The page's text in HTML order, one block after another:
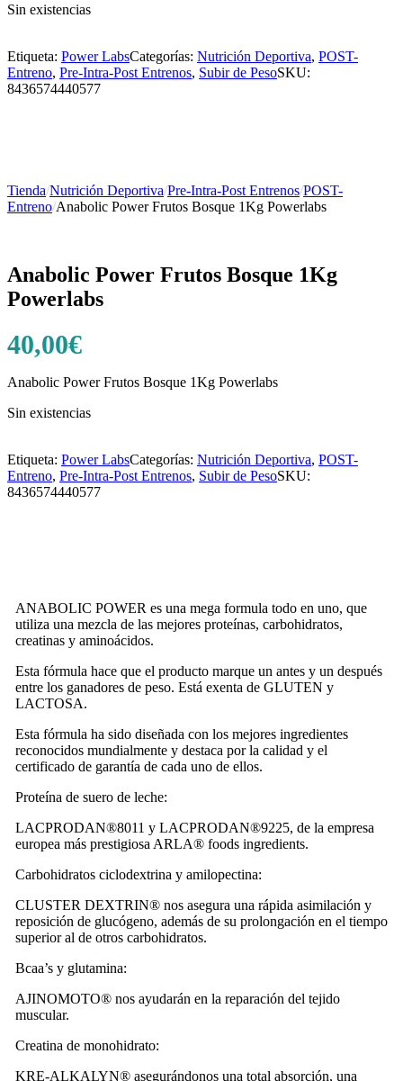
Sin existencias
Etiqueta: Power LabsCategorías: Nutrición Deportiva, POST-
Entreno, Pre-Intra-Post Entrenos, Subir de PesoSKU:
8436574440577
Tienda/Nutrición Deportiva/Pre-Intra-Post Entrenos/POST-
Entreno/Anabolic Power Frutos Bosque 1Kg Powerlabs
Anabolic Power Frutos Bosque 1Kg
Powerlabs
40,00€
Anabolic Power Frutos Bosque 1Kg Powerlabs
Sin existencias
Etiqueta: Power LabsCategorías: Nutrición Deportiva, POST-
Entreno, Pre-Intra-Post Entrenos, Subir de PesoSKU:
8436574440577
ANABOLIC POWER es una mega formula todo en uno, que
utiliza una mezcla de las mejores proteínas, carbohidratos,
creatinas y aminoácidos.
Esta fórmula hace que el producto marque un antes y un después
entre los ganadores de peso. Está exenta de GLUTEN y
LACTOSA.
Esta fórmula ha sido diseñada con los mejores ingredientes
reconocidos mundialmente y destaca por la calidad y el
certificado de garantía de cada uno de ellos.
Proteína de suero de leche:
LACPRODAN®️8011 y LACPRODAN®️9225, de la empresa
europea más prestigiosa ARLA®️ foods ingredients.
Carbohidratos ciclodextrina y amilopectina:
CLUSTER DEXTRIN®️ nos asegura una rápida asimilación y
reposición de glucógeno, además de su prolongación en el tiempo
superior al de otros carbohidratos.
Bcaa’s y glutamina:
AJINOMOTO®️ nos ayudarán en la reparación del tejido
muscular.
Creatina de monohidrato:
KRE-ALKALYN®️ asegurándonos una total absorción, una